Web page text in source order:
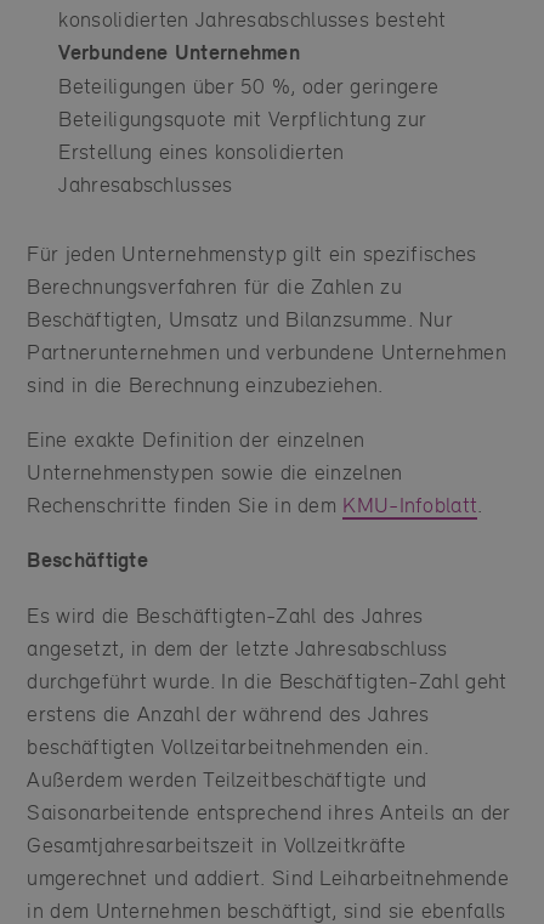
konsolidierten Jahresabschlusses besteht
Verbundene Unternehmen
Beteiligungen über 50 %, oder geringere
Beteiligungsquote mit Verpflichtung zur
Erstellung eines konsolidierten
Jahresabschlusses
Für jeden Unternehmenstyp gilt ein spezifisches
Berechnungsverfahren für die Zahlen zu
Beschäftigten, Umsatz und Bilanzsumme. Nur
Partnerunternehmen und verbundene Unternehmen
sind in die Berechnung einzubeziehen.
Eine exakte Definition der einzelnen
Unternehmenstypen sowie die einzelnen
Rechenschritte finden Sie in dem KMU-Infoblatt
Beschäftigte
Es wird die Beschäftigten-Zahl des Jahres
angesetzt, in dem der letzte Jahresabschluss
durchgeführt wurde. In die Beschäftigten-Zahl geht
erstens die Anzahl der während des Jahres
beschäftigten Vollzeitarbeitnehmenden ein.
Außerdem werden Teilzeitbeschäftigte und
Saisonarbeitende entsprechend ihres Anteils an der
Gesamtjahresarbeitszeit in Vollzeitkräfte
umgerechnet und addiert. Sind Leiharbeitnehmende
in dem Unternehmen beschäftigt, sind sie ebenfalls